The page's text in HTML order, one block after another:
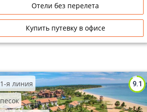
Отели без перелета
Купить путевку в офисе
9.1
1-я линия
песок